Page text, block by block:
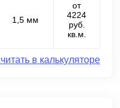
1,5 мм
от
4224
руб.
кв.м.
в калькуляторе